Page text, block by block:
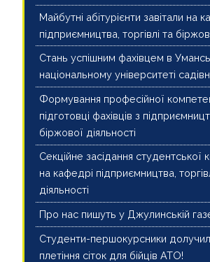
Майбутні абітурієнти завітали на
підприємництва, торгівлі та
Стань успішним фахівцем в
національному університеті
Формування професійної
підготовці фахівців з
біржової діяльності
Секційне засідання студентської
на кафедрі підприємництва,
діяльності
Про нас пишуть у Джулинській
Студенти-першокурсники
плетіння сіток для бійців АТО!